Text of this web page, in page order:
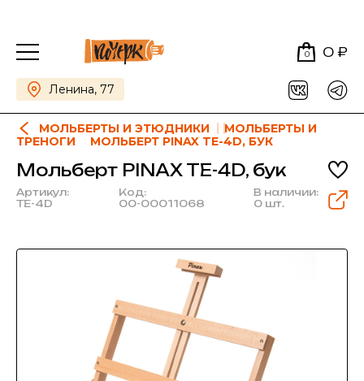
0 0 ₽
Ленина, 77
МОЛЬБЕРТЫ И ЭТЮДНИКИ
МОЛЬБЕРТЫ И
ТРЕНОГИ
МОЛЬБЕРТ PINAX TE-4D, БУК
Мольберт PINAX TE-4D, бук
Артикул:
TE-4D
Код:
00-00011068
В наличии:
0 шт.